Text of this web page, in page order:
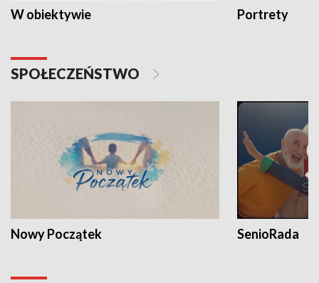
W obiektywie Portrety
SPOŁECZEŃSTWO
Nowy Początek SenioRada